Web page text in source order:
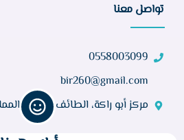
تواصل معنا
0558003099
bir260@gmail.com
مركز أبو راكة، الطائف 21944، المملكة العربية السعودية